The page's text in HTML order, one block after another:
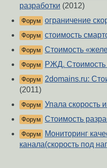
разработки (2012)
Форум ограничение
Форум стоимость
Форум Стоимость
Форум РЖД. Стоимость
Форум
2domains.ru:
(2011)
Форум Упала скорость
Форум Стоимость
Форум
Мониторинг
канала(скорость под